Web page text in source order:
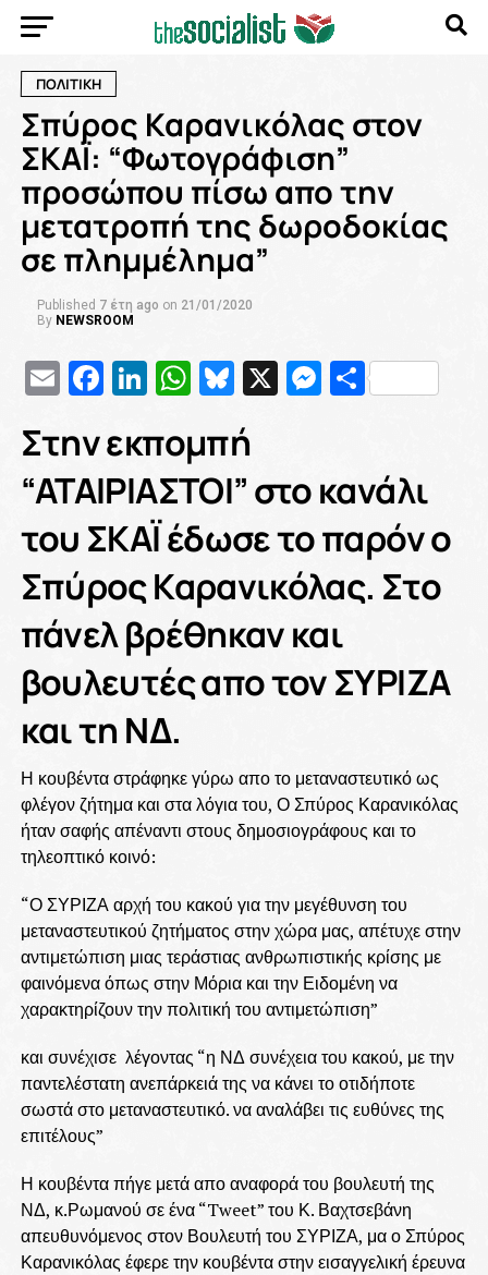
ΠΟΛΙΤΙΚΗ
Σπύρος Καρανικόλας στον
ΣΚΑΪ: “Φωτογράφιση”
προσώπου πίσω απο την
μετατροπή της δωροδοκίας
σε πλημμέλημα”
Published 7 έτη ago on 21/01/2020
By NEWSROOM
EmailFacebook
LinkedIn
WhatsApp
Bluesky
X
Στην εκπομπή
“ΑΤΑΙΡΙΑΣΤΟΙ” στο κανάλι
του ΣΚΑΪ έδωσε το παρόν ο
Σπύρος Καρανικόλας. Στο
πάνελ βρέθηκαν και
βουλευτές απο τον ΣΥΡΙΖΑ
και τη ΝΔ.
Η κουβέντα στράφηκε γύρω απο το μεταναστευτικό ως
φλέγον ζήτημα και στα λόγια του, Ο Σπύρος Καρανικόλας
ήταν σαφής απέναντι στους δημοσιογράφους και το
τηλεοπτικό κοινό:
“Ο ΣΥΡΙΖΑ αρχή του κακού για την μεγέθυνση του
μεταναστευτικού ζητήματος στην χώρα μας, απέτυχε στην
αντιμετώπιση μιας τεράστιας ανθρωπιστικής κρίσης με
φαινόμενα όπως στην Μόρια και την Ειδομένη να
χαρακτηρίζουν την πολιτική του αντιμετώπιση”
και συνέχισε λέγοντας “η ΝΔ συνέχεια του κακού, με την
παντελέστατη ανεπάρκειά της να κάνει το οτιδήποτε
σωστά στο μεταναστευτικό. να αναλάβει τις ευθύνες της
επιτέλους”
Η κουβέντα πήγε μετά απο αναφορά του βουλευτή της
ΝΔ, κ.Ρωμανού σε ένα “Tweet” του Κ. Βαχτσεβάνη
απευθυνόμενος στον Βουλευτή του ΣΥΡΙΖΑ, μα ο Σπύρος
Καρανικόλας έφερε την κουβέντα στην εισαγγελική έρευνα